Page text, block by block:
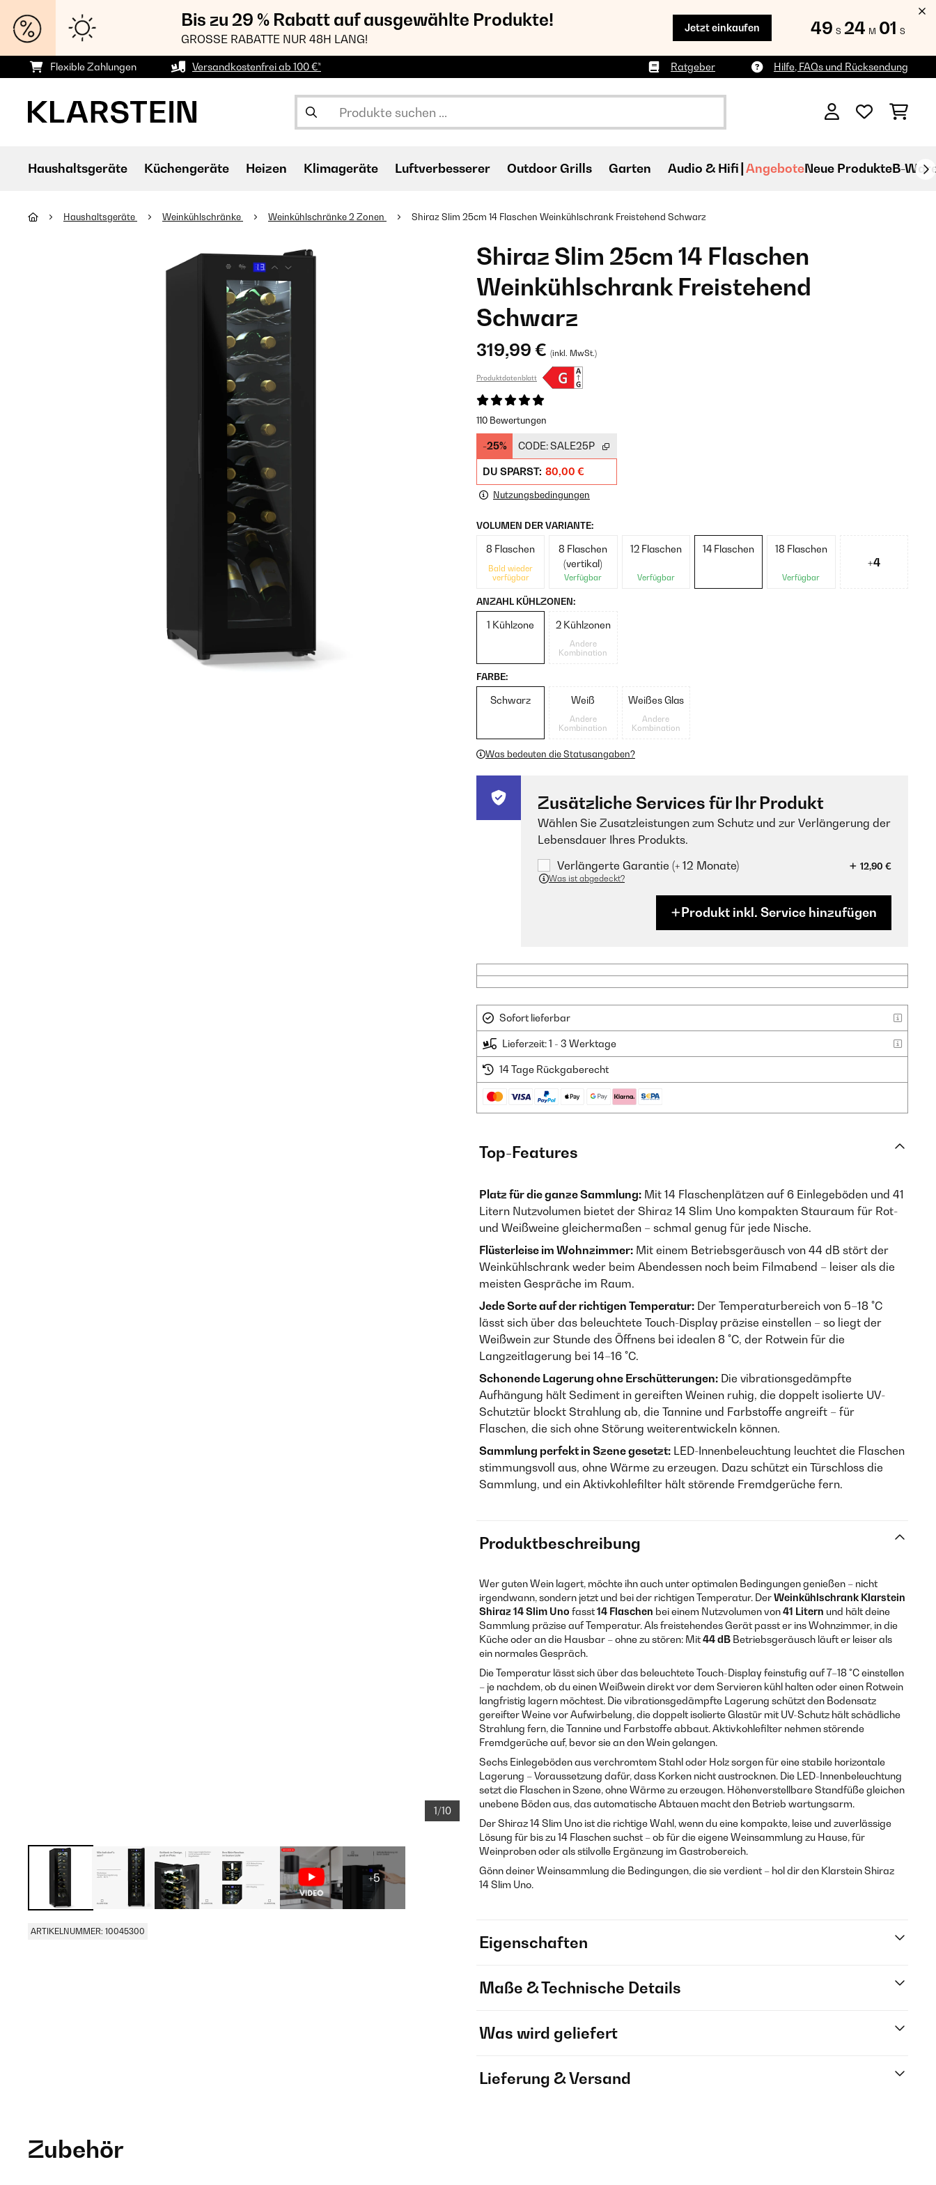
Bis zu 29 % Rabatt auf ausgewählte Produkte!
GROSSE RABATTE NUR 48H LANG!
Jetzt einkaufen 49 S 23 M 58 S
Flexible Zahlungen Versandkostenfrei ab 100 €* Ratgeber Hilfe, FAQs und Rücksendung
Haushaltsgeräte Küchengeräte Heizen Klimageräte Luftverbesserer Outdoor Grills Garten Audio & Hifi AngeboteNeue ProdukteB-
Haushaltsgeräte Weinkühlschränke Weinkühlschränke 2 Zonen Shiraz Slim 25cm 14 Flaschen Weinkühlschrank Freistehend​ Schwarz
1/10
+5
ARTIKELNUMMER: 10045300
Shiraz Slim 25cm 14 Flaschen
Weinkühlschrank Freistehend​
Schwarz
319,99 € (inkl. MwSt.)
Produktdatenblatt
110 Bewertungen
-25% CODE:SALE25P
DU SPARST: 80,00 €
Nutzungsbedingungen
VOLUMEN DER VARIANTE:
8 Flaschen
Bald wieder
verfügbar
8 Flaschen
(vertikal)
Verfügbar
12 Flaschen
Verfügbar
14 Flaschen 18 Flaschen
Verfügbar
+4
ANZAHL KÜHLZONEN:
1 Kühlzone 2 Kühlzonen
Andere
Kombination
FARBE:
Schwarz Weiß
Andere
Kombination
Weißes Glas
Andere
Kombination
Was bedeuten die Statusangaben?
Zusätzliche Services für Ihr Produkt
Wählen Sie Zusatzleistungen zum Schutz und zur Verlängerung der
Lebensdauer Ihres Produkts.
Verlängerte Garantie (+ 12 Monate)
12,90 €
Was ist abgedeckt?
Produkt inkl. Service hinzufügen
Sofort lieferbar
Lieferzeit: 1 - 3 Werktage
14 Tage Rückgaberecht
Top-Features
Platz für die ganze Sammlung: Mit 14 Flaschenplätzen auf 6 Einlegeböden und 41
Litern Nutzvolumen bietet der Shiraz 14 Slim Uno kompakten Stauraum für Rot-
und Weißweine gleichermaßen – schmal genug für jede Nische.
Flüsterleise im Wohnzimmer: Mit einem Betriebsgeräusch von 44 dB stört der
Weinkühlschrank weder beim Abendessen noch beim Filmabend – leiser als die
meisten Gespräche im Raum.
Jede Sorte auf der richtigen Temperatur: Der Temperaturbereich von 5–18 °C
lässt sich über das beleuchtete Touch-Display präzise einstellen – so liegt der
Weißwein zur Stunde des Öffnens bei idealen 8 °C, der Rotwein für die
Langzeitlagerung bei 14–16 °C.
Schonende Lagerung ohne Erschütterungen: Die vibrationsgedämpfte
Aufhängung hält Sediment in gereiften Weinen ruhig, die doppelt isolierte UV-
Schutztür blockt Strahlung ab, die Tannine und Farbstoffe angreift – für
Flaschen, die sich ohne Störung weiterentwickeln können.
Sammlung perfekt in Szene gesetzt: LED-Innenbeleuchtung leuchtet die Flaschen
stimmungsvoll aus, ohne Wärme zu erzeugen. Dazu schützt ein Türschloss die
Sammlung, und ein Aktivkohlefilter hält störende Fremdgerüche fern.
Produktbeschreibung
Wer guten Wein lagert, möchte ihn auch unter optimalen Bedingungen genießen – nicht
irgendwann, sondern jetzt und bei der richtigen Temperatur. DerWeinkühlschrank Klarstein
Shiraz 14 Slim Uno fasst14 Flaschen bei einem Nutzvolumen von41 Litern und hält deine
Sammlung präzise auf Temperatur. Als freistehendes Gerät passt er ins Wohnzimmer, in die
Küche oder an die Hausbar – ohne zu stören: Mit44 dB Betriebsgeräusch läuft er leiser als
ein normales Gespräch.
Die Temperatur lässt sich über das beleuchtete Touch-Display feinstufig auf 7–18 °C einstellen
– je nachdem, ob du einen Weißwein direkt vor dem Servieren kühl halten oder einen Rotwein
langfristig lagern möchtest. Die vibrationsgedämpfte Lagerung schützt den Bodensatz
gereifter Weine vor Aufwirbelung, die doppelt isolierte Glastür mit UV-Schutz hält schädliche
Strahlung fern, die Tannine und Farbstoffe abbaut. Aktivkohlefilter nehmen störende
Fremdgerüche auf, bevor sie an den Wein gelangen.
Sechs Einlegeböden aus verchromtem Stahl oder Holz sorgen für eine stabile horizontale
Lagerung – Voraussetzung dafür, dass Korken nicht austrocknen. Die LED-Innenbeleuchtung
setzt die Flaschen in Szene, ohne Wärme zu erzeugen. Höhenverstellbare Standfüße gleichen
unebene Böden aus, das automatische Abtauen macht den Betrieb wartungsarm.
Der Shiraz 14 Slim Uno ist die richtige Wahl, wenn du eine kompakte, leise und zuverlässige
Lösung für bis zu 14 Flaschen suchst – ob für die eigene Weinsammlung zu Hause, für
Weinproben oder als stilvolle Ergänzung im Gastrobereich.
Gönn deiner Weinsammlung die Bedingungen, die sie verdient – hol dir den Klarstein Shiraz
14 Slim Uno.
Eigenschaften
Maße & Technische Details
Was wird geliefert
Lieferung & Versand
Zubehör